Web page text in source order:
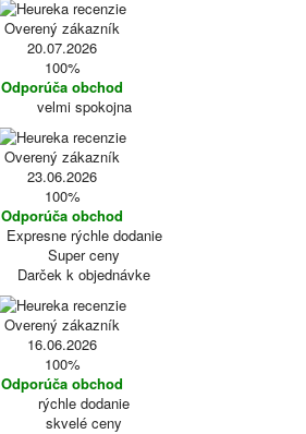
Overený zákazník
20.07.2026
100%
Odporúča obchod
velmi spokojna
Overený zákazník
23.06.2026
100%
Odporúča obchod
Expresne rýchle dodanie
Super ceny
Darček k objednávke
Overený zákazník
16.06.2026
100%
Odporúča obchod
rýchle dodanie
skvelé ceny